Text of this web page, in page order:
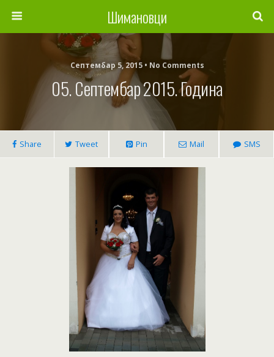
Шимановци
Септембар 5, 2015 • No Comments
05. Септембар 2015. Година
Share Tweet Pin Mail SMS